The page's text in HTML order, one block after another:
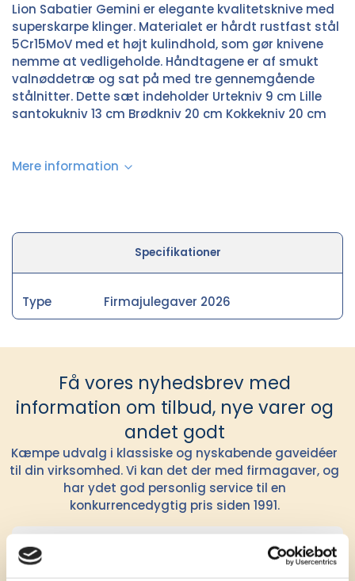
Lion Sabatier Gemini er elegante kvalitetsknive med
superskarpe klinger. Materialet er hårdt rustfast stål
5Cr15MoV med et højt kulindhold, som gør knivene
nemme at vedligeholde. Håndtagene er af smukt
valnøddetræ og sat på med tre gennemgående
stålnitter. Dette sæt indeholder Urtekniv 9 cm Lille
santokukniv 13 cm Brødkniv 20 cm Kokkekniv 20 cm
Mere information
Specifikationer
Type Firmajulegaver 2026
Få vores nyhedsbrev med
information om tilbud, nye varer og
andet godt
Kæmpe udvalg i klassiske og nyskabende gaveidéer
til din virksomhed. Vi kan det der med firmagaver, og
har ydet god personlig service til en
konkurrencedygtig pris siden 1991.